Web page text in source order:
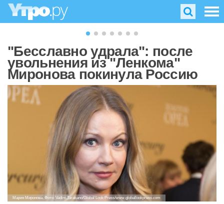
"Бесславно удрала": после
увольнения из "Ленкома"
Миронова покинула Россию
Мария Миронова. Фото: Vadim Tarakano/Global Look Press/www.globallookpress.com